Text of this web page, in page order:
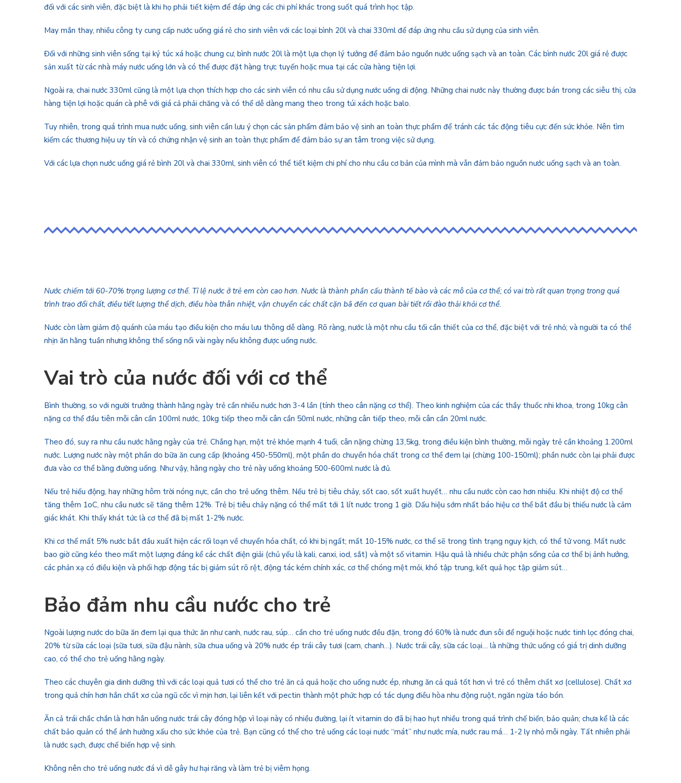
đối với các sinh viên, đặc biệt là khi họ phải tiết kiệm để đáp ứng các chi phí khác trong suốt quá trình học tập.
May mắn thay, nhiều công ty cung cấp nước uống giá rẻ cho sinh viên với các loại bình 20l và chai 330ml để đáp ứng nhu cầu sử dụng của sinh viên.
Đối với những sinh viên sống tại ký túc xá hoặc chung cư, bình nước 20l là một lựa chọn lý tưởng để đảm bảo nguồn nước uống sạch và an toàn. Các bình nước 20l giá rẻ được
sản xuất từ các nhà máy nước uống lớn và có thể được đặt hàng trực tuyến hoặc mua tại các cửa hàng tiện lợi.
Ngoài ra, chai nước 330ml cũng là một lựa chọn thích hợp cho các sinh viên có nhu cầu sử dụng nước uống di động. Những chai nước này thường được bán trong các siêu thị, cửa
hàng tiện lợi hoặc quán cà phê với giá cả phải chăng và có thể dễ dàng mang theo trong túi xách hoặc balo.
Tuy nhiên, trong quá trình mua nước uống, sinh viên cần lưu ý chọn các sản phẩm đảm bảo vệ sinh an toàn thực phẩm để tránh các tác động tiêu cực đến sức khỏe. Nên tìm
kiếm các thương hiệu uy tín và có chứng nhận vệ sinh an toàn thực phẩm để đảm bảo sự an tâm trong việc sử dụng.
Với các lựa chọn nước uống giá rẻ bình 20l và chai 330ml, sinh viên có thể tiết kiệm chi phí cho nhu cầu cơ bản của mình mà vẫn đảm bảo nguồn nước uống sạch và an toàn.
Nước chiếm tới 60-70% trọng lượng cơ thể. Tỉ lệ nước ở trẻ em còn cao hơn. Nước là thành phần cấu thành tế bào và các mô của cơ thể; có vai trò rất quan trọng trong quá
trình trao đổi chất, điều tiết lượng thể dịch, điều hòa thân nhiệt, vận chuyển các chất cặn bã đến cơ quan bài tiết rồi đào thải khỏi cơ thể.
Nước còn làm giảm độ quánh của máu tạo điều kiện cho máu lưu thông dễ dàng. Rõ ràng, nước là một nhu cầu tối cần thiết của cơ thể, đặc biệt với trẻ nhỏ; và người ta có thể
nhịn ăn hằng tuần nhưng không thể sống nổi vài ngày nếu không được uống nước.
Vai trò của nước đối với cơ thể
Bình thường, so với người trưởng thành hằng ngày trẻ cần nhiều nước hơn 3-4 lần (tính theo cân nặng cơ thể). Theo kinh nghiệm của các thầy thuốc nhi khoa, trong 10kg cân
nặng cơ thể đầu tiên mỗi cân cần 100ml nước, 10kg tiếp theo mỗi cân cần 50ml nước, những cân tiếp theo, mỗi cân cần 20ml nước.
Theo đó, suy ra nhu cầu nước hằng ngày của trẻ. Chẳng hạn, một trẻ khỏe mạnh 4 tuổi, cân nặng chừng 13,5kg, trong điều kiện bình thường, mỗi ngày trẻ cần khoảng 1.200ml
nước. Lượng nước này một phần do bữa ăn cung cấp (khoảng 450-550ml), một phần do chuyển hóa chất trong cơ thể đem lại (chừng 100-150ml); phần nước còn lại phải được
đưa vào cơ thể bằng đường uống. Như vậy, hằng ngày cho trẻ này uống khoảng 500-600ml nước là đủ.
Nếu trẻ hiếu động, hay những hôm trời nóng nực, cần cho trẻ uống thêm. Nếu trẻ bị tiêu chảy, sốt cao, sốt xuất huyết… nhu cầu nước còn cao hơn nhiều. Khi nhiệt độ cơ thể
tăng thêm 1oC, nhu cầu nước sẽ tăng thêm 12%. Trẻ bị tiêu chảy nặng có thể mất tới 1 lít nước trong 1 giờ. Dấu hiệu sớm nhất báo hiệu cơ thể bắt đầu bị thiếu nước là cảm
giác khát. Khi thấy khát tức là cơ thể đã bị mất 1-2% nước.
Khi cơ thể mất 5% nước bắt đầu xuất hiện các rối loạn về chuyển hóa chất, có khi bị ngất; mất 10-15% nước, cơ thể sẽ trong tình trạng nguy kịch, có thể tử vong. Mất nước
bao giờ cũng kéo theo mất một lượng đáng kể các chất điện giải (chủ yếu là kali, canxi, iod, sắt) và một số vitamin. Hậu quả là nhiều chức phận sống của cơ thể bị ảnh hưởng,
các phản xạ có điều kiện và phối hợp động tác bị giảm sút rõ rệt, động tác kém chính xác, cơ thể chóng mệt mỏi, khó tập trung, kết quả học tập giảm sút…
Bảo đảm nhu cầu nước cho trẻ
Ngoài lượng nước do bữa ăn đem lại qua thức ăn như canh, nước rau, súp… cần cho trẻ uống nước đều đặn, trong đó 60% là nước đun sôi để nguội hoặc nước tinh lọc đóng chai,
20% từ sữa các loại (sữa tươi, sữa đậu nành, sữa chua uống và 20% nước ép trái cây tươi (cam, chanh…). Nước trái cây, sữa các loại… là những thức uống có giá trị dinh dưỡng
cao, có thể cho trẻ uống hằng ngày.
Theo các chuyên gia dinh dưỡng thì với các loại quả tươi có thể cho trẻ ăn cả quả hoặc cho uống nước ép, nhưng ăn cả quả tốt hơn vì trẻ có thêm chất xơ (cellulose). Chất xơ
trong quả chín hơn hẳn chất xơ của ngũ cốc vì mịn hơn, lại liên kết với pectin thành một phức hợp có tác dụng điều hòa nhu động ruột, ngăn ngừa táo bón.
Ăn cả trái chắc chắn là hơn hẳn uống nước trái cây đóng hộp vì loại này có nhiều đường, lại ít vitamin do đã bị hao hụt nhiều trong quá trình chế biến, bảo quản; chưa kể là các
chất bảo quản có thể ảnh hưởng xấu cho sức khỏe của trẻ. Bạn cũng có thể cho trẻ uống các loại nước “mát” như nước mía, nước rau má… 1-2 ly nhỏ mỗi ngày. Tất nhiên phải
là nước sạch, được chế biến hợp vệ sinh.
Không nên cho trẻ uống nước đá vì dễ gây hư hại răng và làm trẻ bị viêm họng.